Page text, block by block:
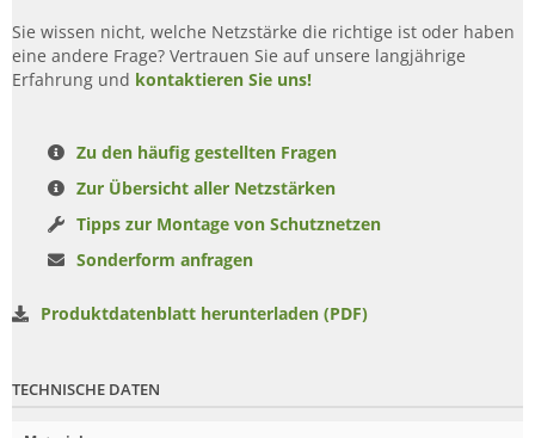
Sie wissen nicht, welche Netzstärke die richtige ist oder haben
eine andere Frage? Vertrauen Sie auf unsere langjährige
Erfahrung und kontaktieren Sie uns!
Zu den häufig gestellten Fragen
Zur Übersicht aller Netzstärken
Tipps zur Montage von Schutznetzen
Sonderform anfragen
Produktdatenblatt herunterladen (PDF)
TECHNISCHE DATEN